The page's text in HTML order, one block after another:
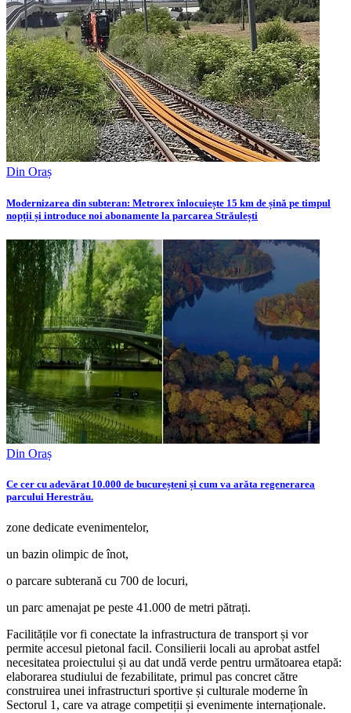
Din Oraș
Modernizarea din subteran: Metrorex înlocuiește 15 km de șină pe timpul
nopții și introduce noi abonamente la parcarea Străulești
Din Oraș
Ce cer cu adevărat 10.000 de bucureșteni și cum va arăta regenerarea
parcului Herestrău.
zone dedicate evenimentelor,
un bazin olimpic de înot,
o parcare subterană cu 700 de locuri,
un parc amenajat pe peste 41.000 de metri pătrați.
Facilitățile vor fi conectate la infrastructura de transport și vor
permite accesul pietonal facil. Consilierii locali au aprobat astfel
necesitatea proiectului și au dat undă verde pentru următoarea etapă:
elaborarea studiului de fezabilitate, primul pas concret către
construirea unei infrastructuri sportive și culturale moderne în
Sectorul 1, care va atrage competiții și evenimente internaționale.